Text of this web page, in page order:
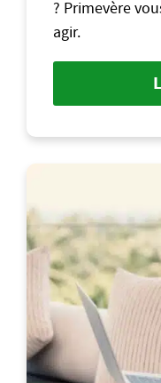
? Primevère
agir.